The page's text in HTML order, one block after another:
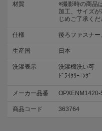
材質
※撮影時の商品
加工、サイズ
じめご了承くだ
仕様 後ろファスナ
生産国 日本
洗濯表示
洗濯機洗い可
ﾄﾞﾗｲｸﾘｰﾆﾝｸﾞ
メーカー品番 OPXENM1420-
商品コード 363764